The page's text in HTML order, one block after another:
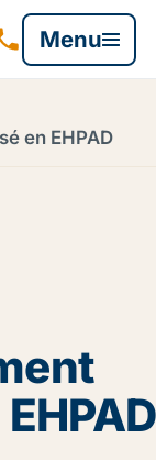
Menu
en EHPAD